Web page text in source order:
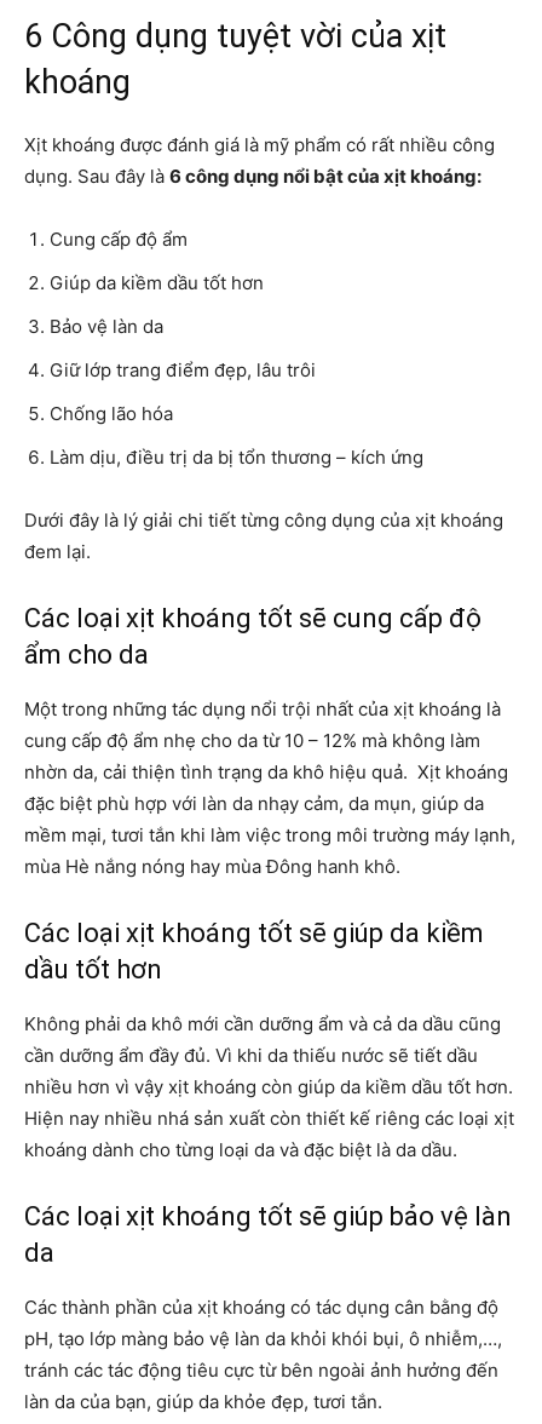
6 Công dụng tuyệt vời của xịt
khoáng
Xịt khoáng được đánh giá là mỹ phẩm có rất nhiều công
dụng. Sau đây là 6 công dụng nổi bật của xịt khoáng:
Cung cấp độ ẩm
Giúp da kiềm dầu tốt hơn
Bảo vệ làn da
Giữ lớp trang điểm đẹp, lâu trôi
Chống lão hóa
Làm dịu, điều trị da bị tổn thương – kích ứng
Dưới đây là lý giải chi tiết từng công dụng của xịt khoáng
đem lại.
Các loại xịt khoáng tốt sẽ cung cấp độ
ẩm cho da
Một trong những tác dụng nổi trội nhất của xịt khoáng là
cung cấp độ ẩm nhẹ cho da từ 10 – 12% mà không làm
nhờn da, cải thiện tình trạng da khô hiệu quả. Xịt khoáng
đặc biệt phù hợp với làn da nhạy cảm, da mụn, giúp da
mềm mại, tươi tắn khi làm việc trong môi trường máy lạnh,
mùa Hè nắng nóng hay mùa Đông hanh khô.
Các loại xịt khoáng tốt sẽ giúp da kiềm
dầu tốt hơn
Không phải da khô mới cần dưỡng ẩm và cả da dầu cũng
cần dưỡng ẩm đầy đủ. Vì khi da thiếu nước sẽ tiết dầu
nhiều hơn vì vậy xịt khoáng còn giúp da kiềm dầu tốt hơn.
Hiện nay nhiều nhá sản xuất còn thiết kế riêng các loại xịt
khoáng dành cho từng loại da và đặc biệt là da dầu.
Các loại xịt khoáng tốt sẽ giúp bảo vệ làn
da
Các thành phần của xịt khoáng có tác dụng cân bằng độ
pH, tạo lớp màng bảo vệ làn da khỏi khói bụi, ô nhiễm,…,
tránh các tác động tiêu cực từ bên ngoài ảnh hưởng đến
làn da của bạn, giúp da khỏe đẹp, tươi tắn.